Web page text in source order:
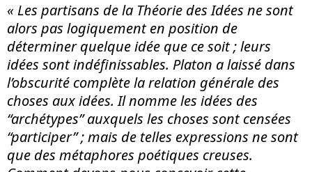
« Les partisans de la Théorie des Idées ne sont
alors pas logiquement en position de
déterminer quelque idée que ce soit ; leurs
idées sont indéfinissables. Platon a laissé dans
l’obscurité complète la relation générale des
choses aux idées. Il nomme les idées des
“archétypes”auxquels les choses sont censées
“participer”; mais de telles expressions ne sont
que des métaphores poétiques creuses.